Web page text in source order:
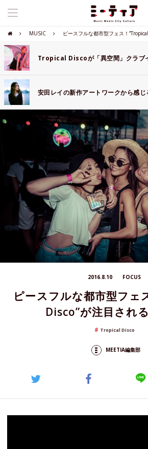
MUSIC ピースフルな都市型フェス！
Tropical Discoが「異空間」クラブ
安田レイの新作アートワークから感
2016.8.10 FOCUS
ピースフルな都市型フェ
Disco”が注目され
Tropical Disco
MEETIA編集部